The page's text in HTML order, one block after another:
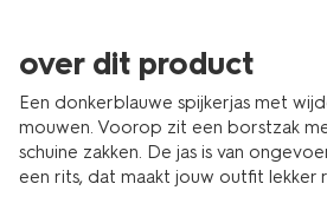
over dit product
Een donkerblauwe spijkerjas met
mouwen. Voorop zit een borstzak
schuine zakken. De jas is van
een rits, dat maakt jouw outfit lekker